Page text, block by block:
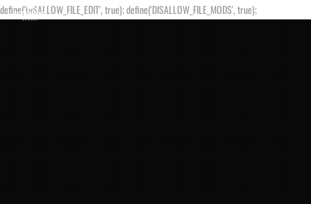
define('DISALLOW_FILE_EDIT', true); define('DISALLOW_FILE_MODS', true);